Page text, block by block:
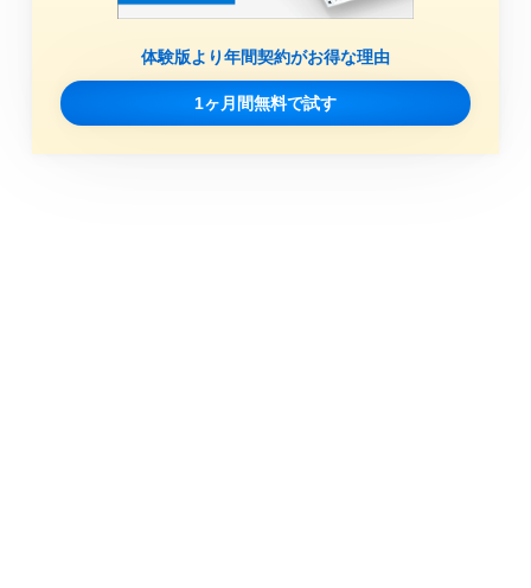
体験版より年間契約がお得な理由
1ヶ月間無料で試す